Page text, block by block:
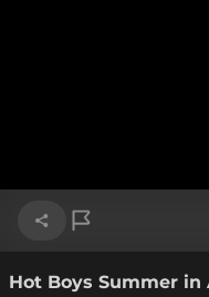
Link kopiëren
Hot Boys Summer